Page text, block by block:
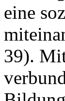
eine
39).